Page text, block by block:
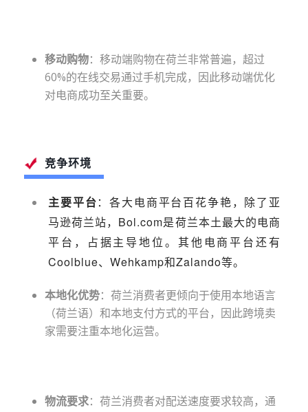
移动购物：移动端购物在荷兰非常普遍，超过
60%的在线交易通过手机完成，因此移动端优化
对电商成功至关重要。
竞争环境
主要平台：各大电商平台百花争艳，除了亚
马逊荷兰站，Bol.com是荷兰本土最大的电商
平台，占据主导地位。其他电商平台还有
Coolblue、Wehkamp和Zalando等。
本地化优势：荷兰消费者更倾向于使用本地语言
（荷兰语）和本地支付方式的平台，因此跨境卖
家需要注重本地化运营。
物流要求：荷兰消费者对配送速度要求较高，通